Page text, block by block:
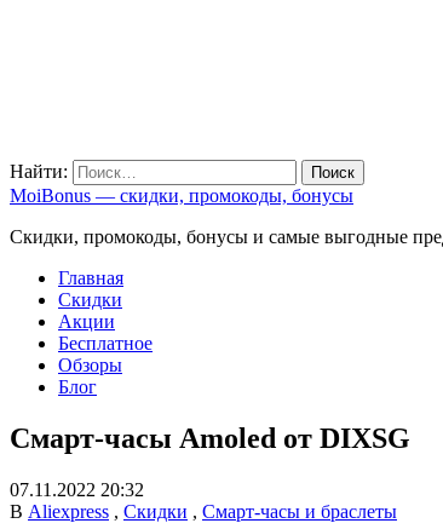
Найти:
MoiBonus — скидки, промокоды, бонусы
Скидки, промокоды, бонусы и самые выгодные
Главная
Скидки
Акции
Бесплатное
Обзоры
Блог
Смарт-часы Amoled от DIXSG
07.11.2022 20:32
В Aliexpress , Скидки , Смарт-часы и браслеты